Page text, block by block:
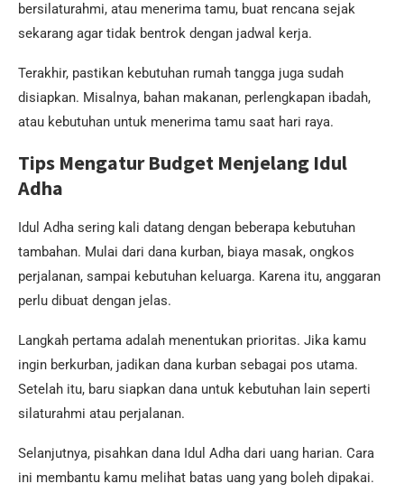
bersilaturahmi, atau menerima tamu, buat rencana sejak
sekarang agar tidak bentrok dengan jadwal kerja.
Terakhir, pastikan kebutuhan rumah tangga juga sudah
disiapkan. Misalnya, bahan makanan, perlengkapan ibadah,
atau kebutuhan untuk menerima tamu saat hari raya.
Tips Mengatur Budget Menjelang Idul
Adha
Idul Adha sering kali datang dengan beberapa kebutuhan
tambahan. Mulai dari dana kurban, biaya masak, ongkos
perjalanan, sampai kebutuhan keluarga. Karena itu, anggaran
perlu dibuat dengan jelas.
Langkah pertama adalah menentukan prioritas. Jika kamu
ingin berkurban, jadikan dana kurban sebagai pos utama.
Setelah itu, baru siapkan dana untuk kebutuhan lain seperti
silaturahmi atau perjalanan.
Selanjutnya, pisahkan dana Idul Adha dari uang harian. Cara
ini membantu kamu melihat batas uang yang boleh dipakai.